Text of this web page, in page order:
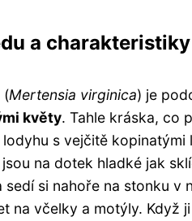
a
(Mertensia virginica) je
květy. Tahle kráska, co
s vejčitě
na dotek hladké jak
si nahoře na stonku v
na včelky a motýly. Když